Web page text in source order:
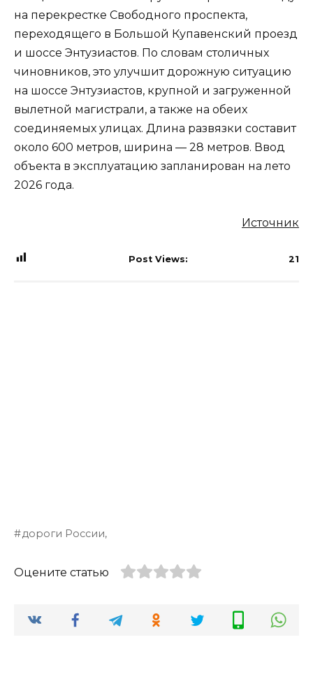
на перекрестке Свободного проспекта,
переходящего в Большой Купавенский проезд
и шоссе Энтузиастов. По словам столичных
чиновников, это улучшит дорожную ситуацию
на шоссе Энтузиастов, крупной и загруженной
вылетной магистрали, а также на обеих
соединяемых улицах. Длина развязки составит
около 600 метров, ширина — 28 метров. Ввод
объекта в эксплуатацию запланирован на лето
2026 года.
Источник
Post Views: 21
дороги России,
Оцените статью